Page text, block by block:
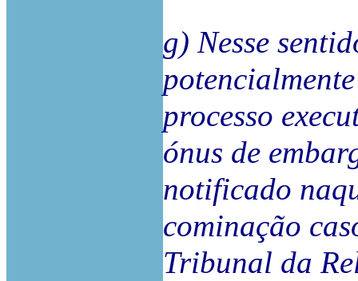
g) Nesse
processo
ónus de
notificado
cominação
Tribunal da